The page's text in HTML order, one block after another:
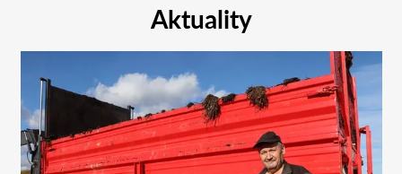
Aktuality